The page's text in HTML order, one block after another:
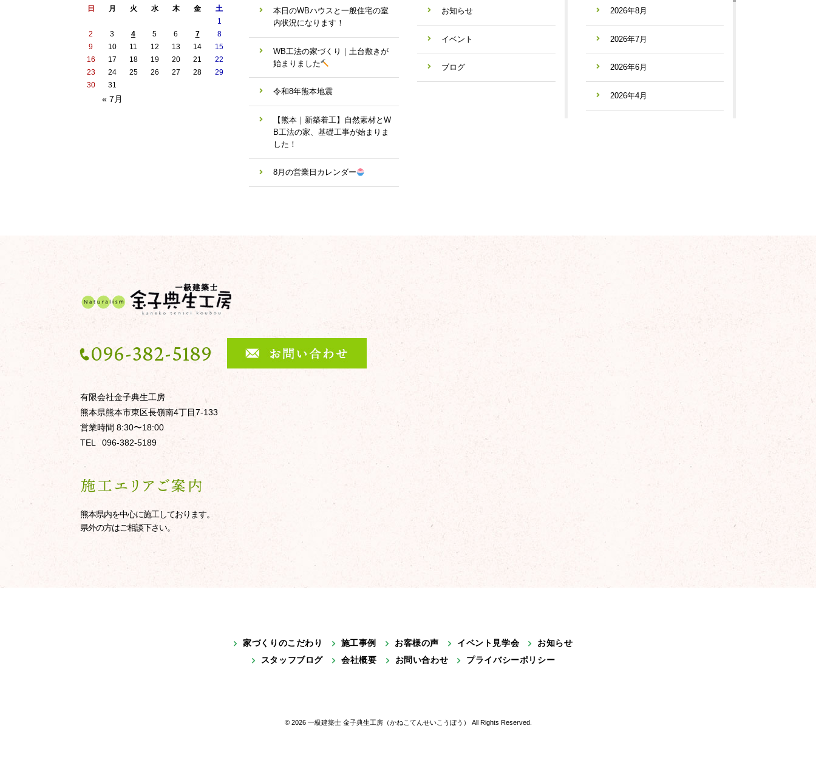
日 月 火 水 木 金 土
« 7月
1
2
3 4 5 6 7
8
9
10 11 12 13 14
15
16
17 18 19 20 21
22
23
24 25 26 27 28
29
30
31
本日のWBハウスと一般住宅の室
内状況になります！
WB工法の家づくり｜土台敷きが
始まりました
令和8年熊本地震
【熊本｜新築着工】自然素材とW
B工法の家、基礎工事が始まりま
した！
8月の営業日カレンダー
お知らせ
イベント
ブログ
2026年8月
2026年7月
2026年6月
2026年4月
096-382-5189
有限会社金子典生工房
熊本県熊本市東区長嶺南4丁目7-133
営業時間 8:30〜18:00
TEL
096-382-5189
熊本県内を中心に施工しております。
県外の方はご相談下さい。
家づくりのこだわり 施工事例 お客様の声 イベント見学会
お知らせ
スタッフブログ
会社概要 お問い合わせ プライバシーポリシー
© 2026 一級建築士 金子典生工房（かねこてんせいこうぼう） All Rights Reserved.